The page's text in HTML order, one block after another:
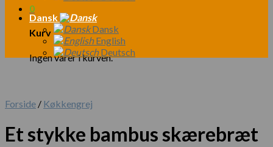
0
Kurv
Ingen varer i kurven.
Dansk
Dansk
English
Deutsch
Forside / Køkkengrej
Et stykke bambus skærebræt